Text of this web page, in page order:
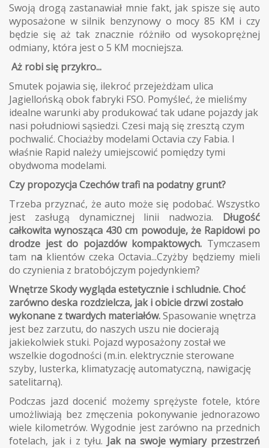
Swoją drogą zastanawiał mnie fakt, jak spisze się auto
wyposażone w silnik benzynowy o mocy 85 KM i czy
będzie się aż tak znacznie różniło od wysokoprężnej
odmiany, która jest o 5 KM mocniejsza.
Aż robi się przykro...
Smutek pojawia się, ilekroć przejeżdżam ulica
Jagiellońską obok fabryki FSO. Pomyśleć, że mieliśmy
idealne warunki aby produkować tak udane pojazdy jak
nasi południowi sąsiedzi. Czesi mają się zresztą czym
pochwalić. Chociażby modelami Octavia czy Fabia. I
właśnie Rapid należy umiejscowić pomiędzy tymi
obydwoma modelami.
Czy propozycja Czechów trafi na podatny grunt?
Trzeba przyznać, że auto może się podobać. Wszystko
jest zasługą dynamicznej linii nadwozia. Długość
całkowita wynosząca 430 cm powoduje, że Rapidowi po
drodze jest do pojazdów kompaktowych. Tymczasem
tam na klientów czeka Octavia...Czyżby będziemy mieli
do czynienia z bratobójczym pojedynkiem?
Wnętrze Skody wygląda estetycznie i schludnie. Choć
zarówno deska rozdzielcza, jak i obicie drzwi zostało
wykonane z twardych materiałów.Spasowanie wnętrza
jest bez zarzutu, do naszych uszu nie docierają
jakiekolwiek stuki. Pojazd wyposażony został we
wszelkie dogodności (m.in. elektrycznie sterowane
szyby, lusterka, klimatyzację automatyczną, nawigację
satelitarną).
Podczas jazd docenić możemy sprężyste fotele, które
umożliwiają bez zmęczenia pokonywanie jednorazowo
wiele kilometrów. Wygodnie jest zarówno na przednich
fotelach, jak i z tyłu. Jak na swoje wymiary przestrzeń